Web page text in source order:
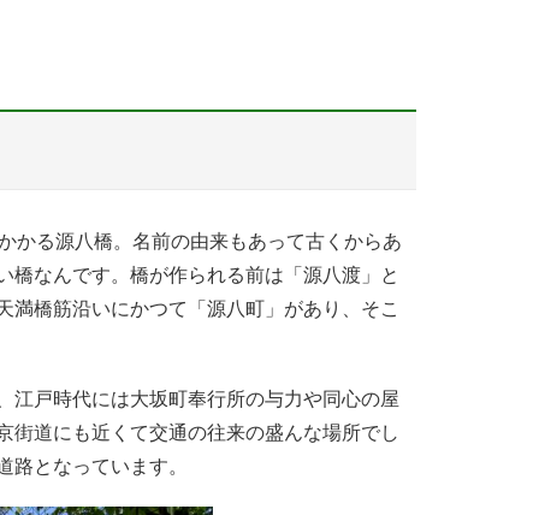
る源八橋。名前の由来もあって古くからあ
なんです。橋が作られる前は「源八渡」と
橋筋沿いにかつて「源八町」があり、そこ
江戸時代には大坂町奉行所の与力や同心の屋
街道にも近くて交通の往来の盛んな場所でし
となっています。